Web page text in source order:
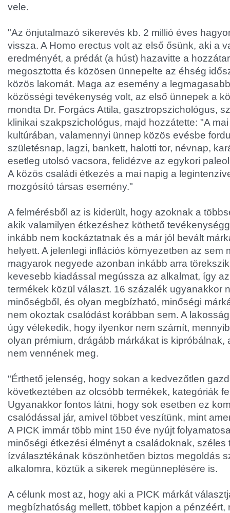
vele.
"Az önjutalmazó sikerevés kb. 2 millió éves
vissza. A Homo erectus volt az első ősünk, aki a
eredményét, a prédát (a húst) hazavitte a
megosztotta és közösen ünnepelte az éhség
közös lakomát. Maga az esemény a
közösségi tevékenység volt, az első ünnepek a
mondta Dr. Forgács Attila, gasztropszichológus,
klinikai szakpszichológus, majd hozzátette: "A
kultúrában, valamennyi ünnep közös evésbe
születésnap, lagzi, bankett, halotti tor, névnap,
esetleg utolsó vacsora, felidézve az egykori
A közös családi étkezés a mai napig a
mozgósító társas esemény."
A felmérésből az is kiderült, hogy azoknak a
akik valamilyen étkezéshez köthető
inkább nem kockáztatnak és a már jól bevált
helyett. A jelenlegi inflációs környezetben az sem
magyarok negyede azonban inkább arra
kevesebb kiadással megússza az alkalmat, így
termékek közül választ. 16 százalék ugyanakkor
minőségből, és olyan megbízható, minőségi
nem okoztak csalódást korábban sem. A
úgy vélekedik, hogy ilyenkor nem számít,
olyan prémium, drágább márkákat is kipróbálnak,
nem vennének meg.
"Érthető jelenség, hogy sokan a kedvezőtlen
következtében az olcsóbb termékek, kategóriák
Ugyanakkor fontos látni, hogy sok esetben ez
csalódással jár, amivel többet veszítünk, mint
A PICK immár több mint 150 éve nyújt
minőségi étkezési élményt a családoknak, széles
ízválasztékának köszönhetően biztos megoldás
alkalomra, köztük a sikerek megünneplésére is.
A célunk most az, hogy aki a PICK márkát
megbízhatóság mellett, többet kapjon a pénzéért,